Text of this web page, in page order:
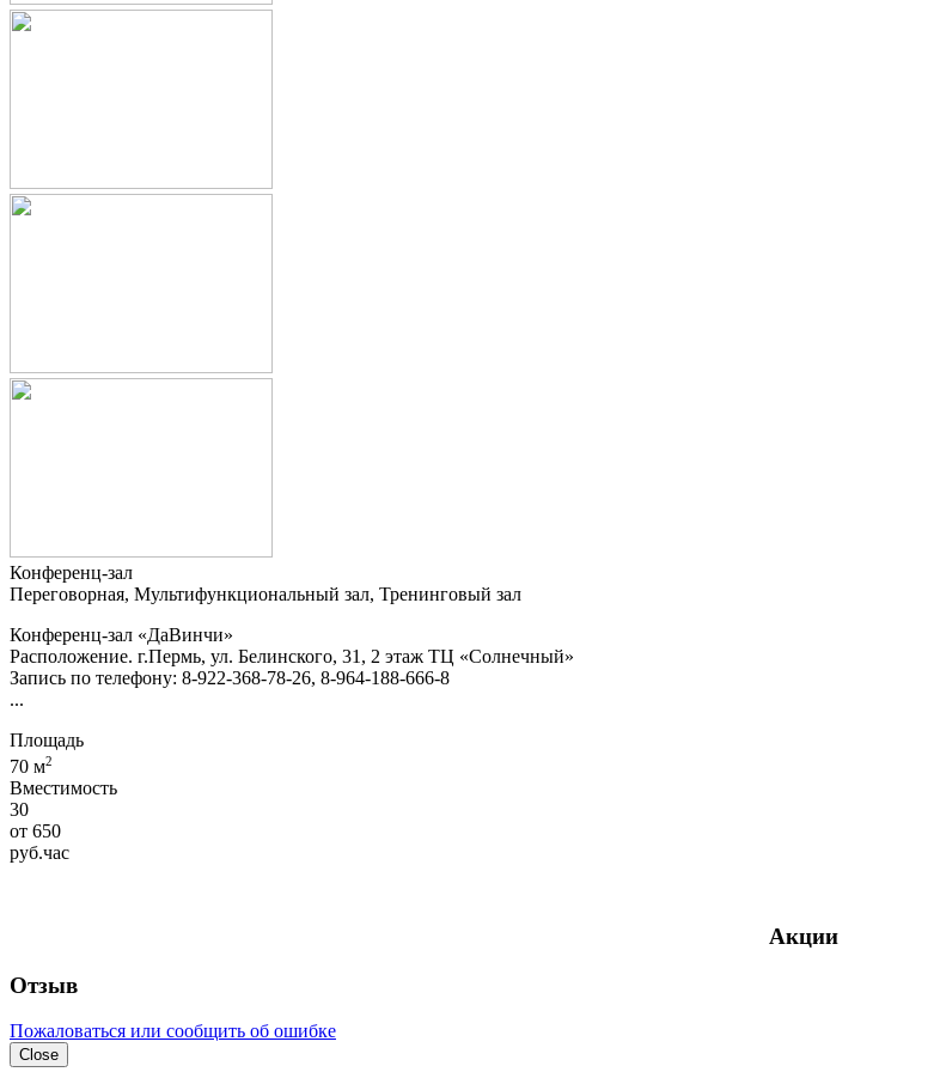
Конференц-зал
Переговорная, Мультифункциональный зал, Тренинговый зал
Конференц-зал «ДаВинчи»
Расположение. г.Пермь, ул. Белинского, 31, 2 этаж ТЦ «Солнечный»
Запись по телефону: 8-922-368-78-26, 8-964-188-666-8
...
Площадь
70 м2
Вместимость
30
от 650
руб.час
Акции
Отзыв
Пожаловаться или сообщить об ошибке
Close